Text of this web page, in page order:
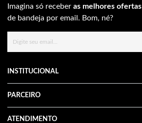
Imagina só receber as melhores ofertas
de bandeja por email. Bom, né?
INSTITUCIONAL
PARCEIRO
ATENDIMENTO